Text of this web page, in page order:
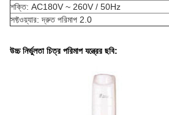
শক্তি: AC180V ~ 260V / 50Hz
সফ্টওয়্যার: দ্রুত পরিমাপ 2.0
উচ্চ নির্ভুলতা চিত্র পরিমাপ যন্ত্রের ছবি: